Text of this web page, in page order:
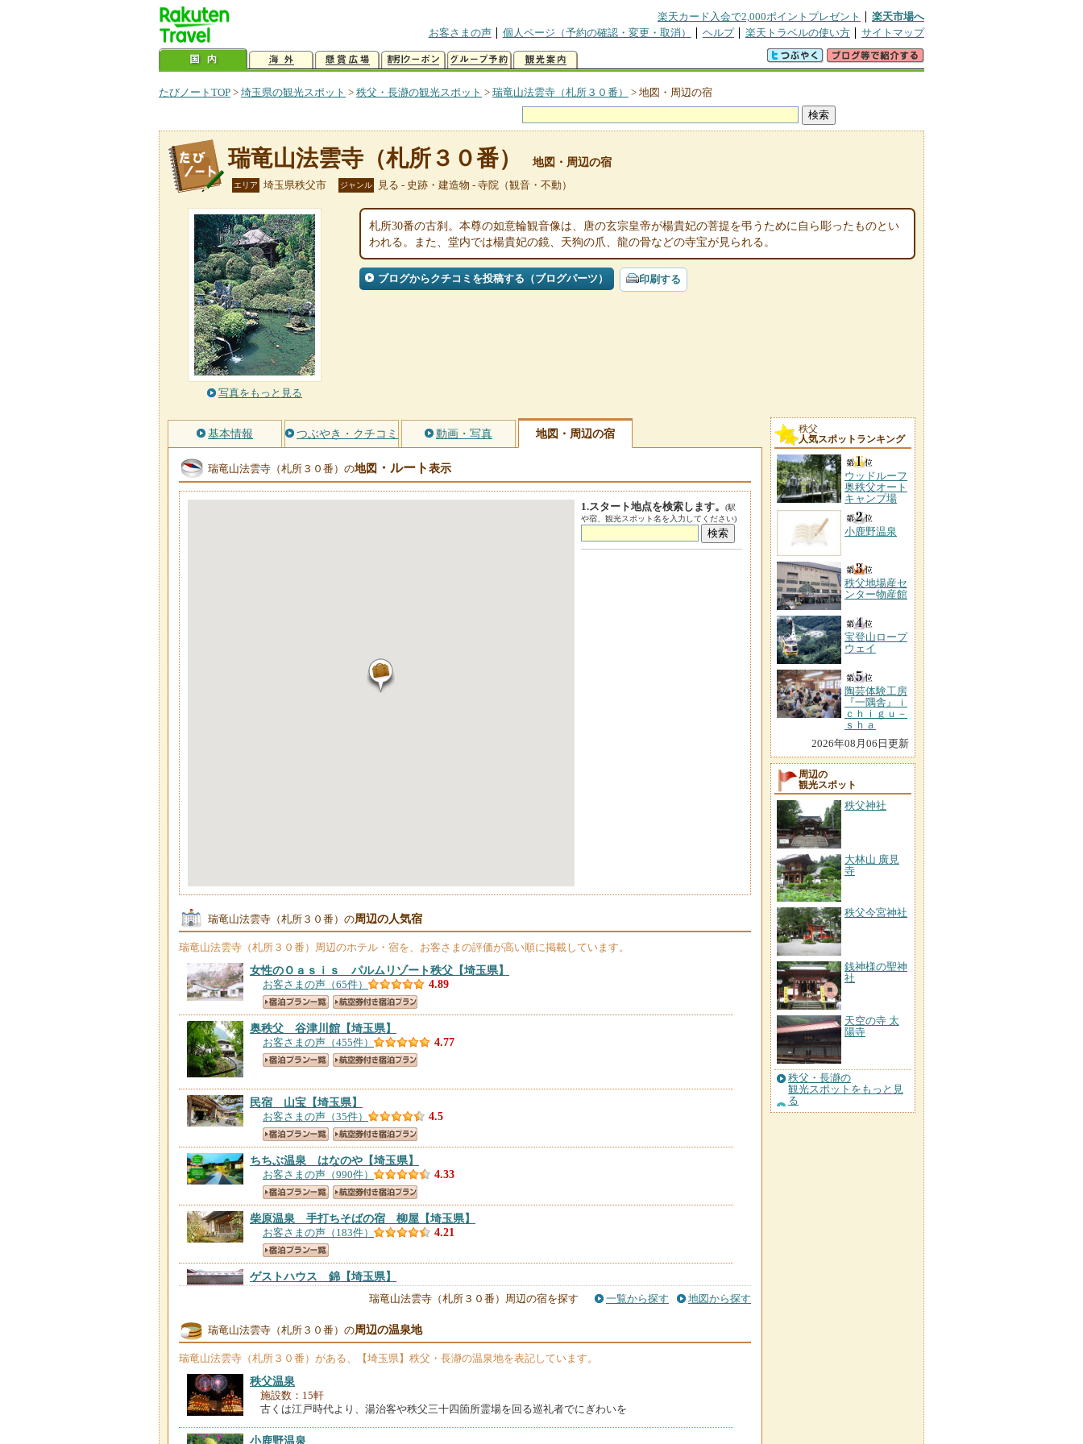
楽天カード入会で2,000ポイントプレゼント
楽天市場へ
お客さまの声
個人ページ（予約の確認・変更・取消） ヘルプ 楽天トラベルの使い方 サイトマップ
たびノートTOP > 埼玉県の観光スポット > 秩父・長瀞の観光スポット > 瑞竜山法雲寺（札所３０番） > 地図・周辺の宿
瑞竜山法雲寺（札所３０番） 地図・周辺の宿
エリア 埼玉県秩父市 ジャンル 見る - 史跡・建造物 - 寺院（観音・不動）
写真をもっと見る
札所30番の古刹。本尊の如意輪観音像は、唐の玄宗皇帝が楊貴妃の菩提を弔うために自ら彫ったものとい
われる。また、堂内では楊貴妃の鏡、天狗の爪、龍の骨などの寺宝が見られる。
ブログからクチコミを投稿する（ブログパーツ） 印刷する
基本情報 つぶやき・クチコミ 動画・写真 地図・周辺の宿
瑞竜山法雲寺（札所３０番）の地図 ・ルート表示
1.スタート地点を検索します。
(駅
や宿、観光スポット名を入力してください)
瑞竜山法雲寺（札所３０番）の周辺の人気宿
瑞竜山法雲寺（札所３０番） 周辺のホテル・宿を、お客さまの評価が高い順に掲載しています。
女性のＯａｓｉｓ パルムリゾート秩父 【埼玉県】
お客さまの声（65件） 4.89
奥秩父 谷津川館 【埼玉県】
お客さまの声（455件） 4.77
民宿 山宝 【埼玉県】
お客さまの声（35件） 4.5
ちちぶ温泉 はなのや 【埼玉県】
お客さまの声（990件） 4.33
柴原温泉 手打ちそばの宿 柳屋 【埼玉県】
お客さまの声（183件） 4.21
ゲストハウス 錦 【埼玉県】
4.15
民宿旅館 さとじ 【埼玉県】
瑞竜山法雲寺（札所３０番）周辺の宿を探す 一覧から探す 地図から探す
瑞竜山法雲寺（札所３０番）の周辺の温泉地
瑞竜山法雲寺（札所３０番） がある、【埼玉県】秩父・長瀞の温泉地を表記しています。
秩父温泉
施設数：15軒
古くは江戸時代より、湯治客や秩父三十四箇所霊場を回る巡礼者でにぎわいを
小鹿野温泉
秩父
人気スポットランキング
ウッドルーフ
奥秩父オート
キャンプ場
小鹿野温泉
秩父地場産セ
ンター物産館
宝登山ロープ
ウェイ
陶芸体験工房
『一隅舎』ｉ
ｃｈｉｇｕ－
ｓｈａ
2026年08月06日更新
周辺の
観光スポット
秩父神社
大林山 廣見
寺
秩父今宮神社
銭神様の聖神
社
天空の寺 太
陽寺
秩父・長瀞の
観光スポットをもっと見
る